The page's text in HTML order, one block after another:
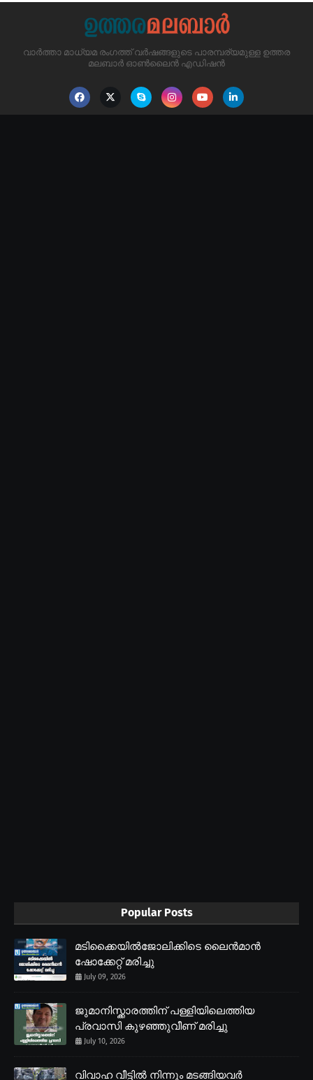
വാർത്താ മാധ്യമ രംഗത്ത് വർഷങ്ങളുടെ പാരമ്പര്യമുള്ള ഉത്തര
മലബാർ ഓൺലൈൻ എഡിഷൻ
Popular Posts
മടിക്കൈയിൽജോലിക്കിടെ ലൈൻമാൻ
ഷോക്കേറ്റ് മരിച്ചു
July 09, 2026
ജുമാനിസ്ക്കാരത്തിന് പള്ളിയിലെത്തിയ
പ്രവാസി കുഴഞ്ഞുവീണ് മരിച്ചു
July 10, 2026
വിവാഹ വീട്ടിൽ നിന്നും മടങ്ങിയവർ